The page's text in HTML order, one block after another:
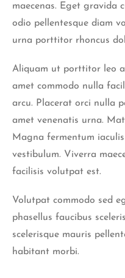
maecenas. Eget gravida
odio pellentesque diam
urna porttitor rhoncus
Aliquam ut porttitor leo
amet commodo nulla
arcu. Placerat orci nulla
amet venenatis urna.
Magna fermentum
vestibulum. Viverra
facilisis volutpat est.
Volutpat commodo sed
phasellus faucibus
scelerisque mauris
habitant morbi.